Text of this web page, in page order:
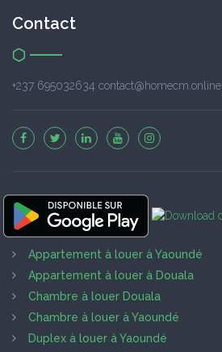
Contact
+237 695032634 contact@homecm.online
Appartement à louer à Yaoundé
Appartement à louer à Douala
Chambre à louer Douala
Chambre à louer à Yaoundé
Duplex à louer à Yaoundé